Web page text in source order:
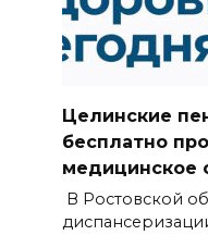
Целинские
бесплатно
медицинское
В Ростовской